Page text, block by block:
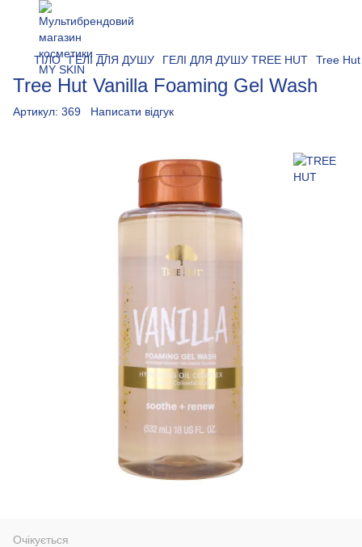
ТІЛО ГЕЛІ ДЛЯ ДУШУ ГЕЛІ ДЛЯ ДУШУ TREE HUT Tree
Tree Hut Vanilla Foaming Gel Wash
Артикул: 369 Написати відгук
Очікується